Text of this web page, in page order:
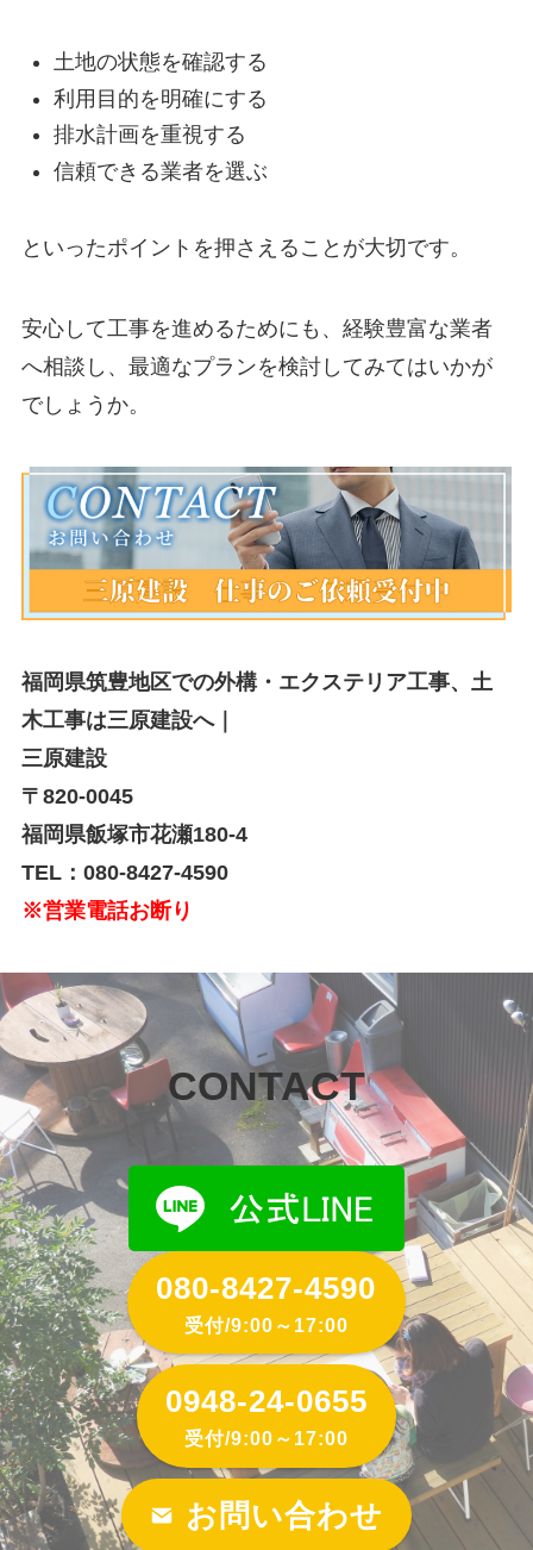
土地の状態を確認する
利用目的を明確にする
排水計画を重視する
信頼できる業者を選ぶ
といったポイントを押さえることが大切です。
安心して工事を進めるためにも、経験豊富な業者
へ相談し、最適なプランを検討してみてはいかが
でしょうか。
福岡県筑豊地区での外構・エクステリア工事、土
木工事は三原建設へ｜
三原建設
〒820-0045
福岡県飯塚市花瀬180-4
TEL：080-8427-4590
※営業電話お断り
CONTACT
080-8427-4590
受付/9:00～17:00
0948-24-0655
受付/9:00～17:00
お問い合わせ